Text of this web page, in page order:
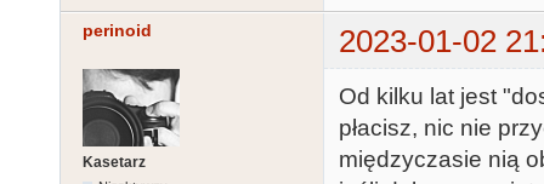
perinoid 2023-01-02
Kasetarz
Od kilku lat jest
płacisz, nic nie
międzyczasie nią